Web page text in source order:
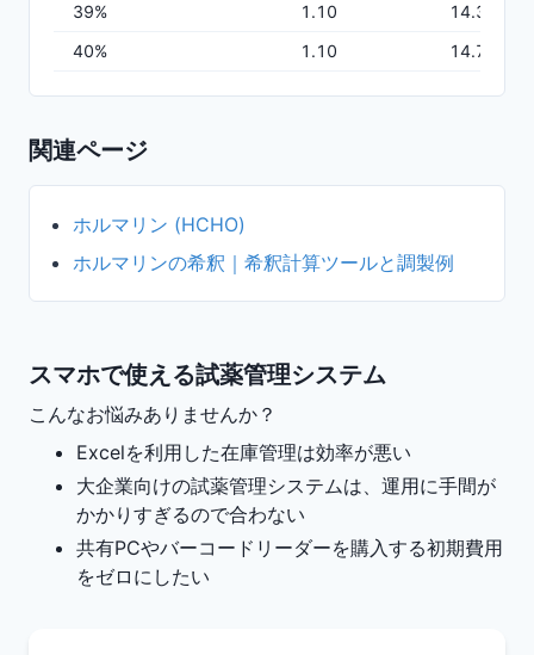
39% 1.10
14.30
40% 1.10 14.70
関連ページ
ホルマリン (HCHO)
ホルマリンの希釈｜希釈計算ツールと調製例
スマホで使える試薬管理システム
こんなお悩みありませんか？
Excelを利用した在庫管理は効率が悪い
大企業向けの試薬管理システムは、運用に手間が
かかりすぎるので合わない
共有PCやバーコードリーダーを購入する初期費用
をゼロにしたい